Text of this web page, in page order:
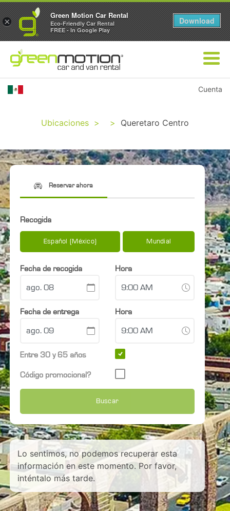
Cuenta
Ubicaciones > > Queretaro Centro
Reservar ahora
Recogida
Español (México) Mundial
Fecha de recogida Hora
Fecha de entrega Hora
Entre 30 y 65 años
Código promocional?
Buscar
Lo sentimos, no podemos recuperar esta
información en este momento. Por favor,
inténtalo más tarde.
×
Green Motion Car Rental
Eco-Friendly Car Rental
FREE - In Google Play
Download